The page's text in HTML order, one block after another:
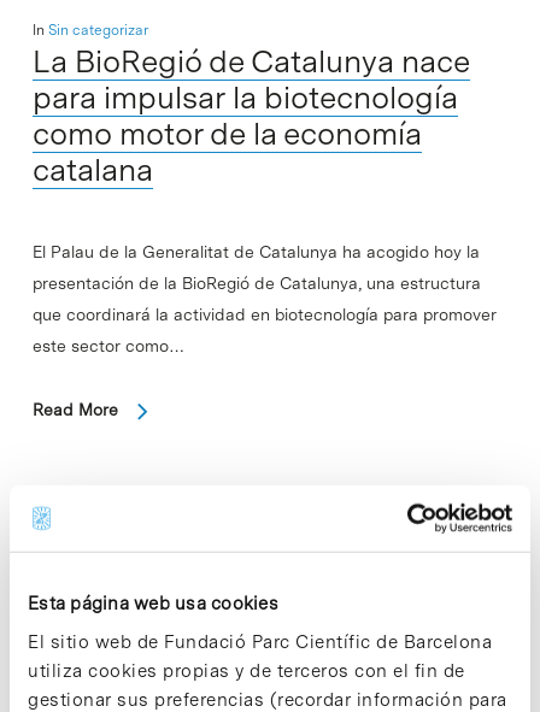
Esta página web usa cookies
El sitio web de Fundació Parc Científic de Barcelona
utiliza cookies propias y de terceros con el fin de
gestionar sus preferencias (recordar información para
In Sin categorizar
La BioRegió de Catalunya nace
para impulsar la biotecnología
como motor de la economía
catalana
El Palau de la Generalitat de Catalunya ha acogido hoy la
presentación de la BioRegió de Catalunya, una estructura
que coordinará la actividad en biotecnología para promover
este sector como…
Read More
InSin categorizar
Mixtas, primera iniciativa para
impulsar la oferta tecnológica del
Grupo UB